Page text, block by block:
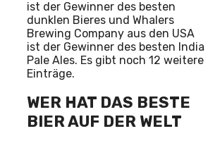
ist der Gewinner des besten
dunklen Bieres und Whalers
Brewing Company aus den USA
ist der Gewinner des besten India
Pale Ales. Es gibt noch 12 weitere
Einträge.
WER HAT DAS BESTE
BIER AUF DER WELT